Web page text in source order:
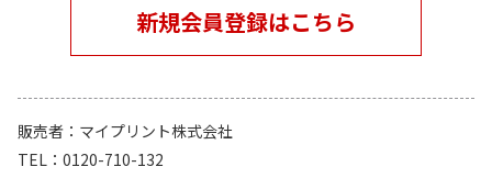
新規会員登録はこちら
販売者
マイプリント株式会社
TEL
0120-710-132